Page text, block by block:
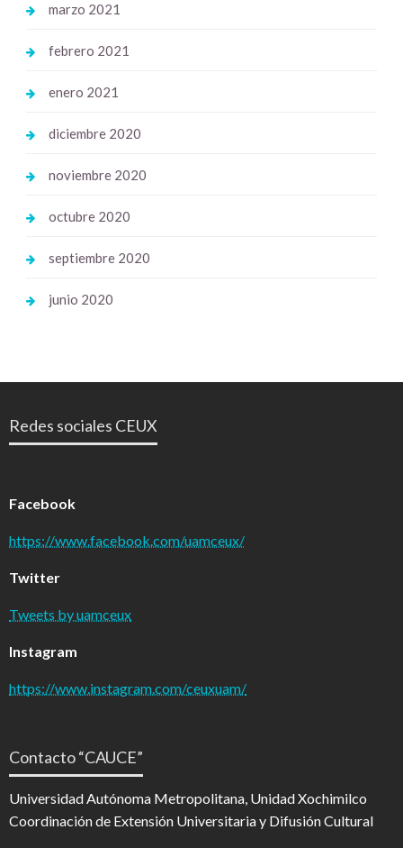
marzo 2021
febrero 2021
enero 2021
diciembre 2020
noviembre 2020
octubre 2020
septiembre 2020
junio 2020
Redes sociales CEUX
Facebook
https://www.facebook.com/uamceux/
Twitter
Tweets by uamceux
Instagram
https://www.instagram.com/ceuxuam/
Contacto “CAUCE”
Universidad Autónoma Metropolitana, Unidad Xochimilco
Coordinación de Extensión Universitaria y Difusión Cultural